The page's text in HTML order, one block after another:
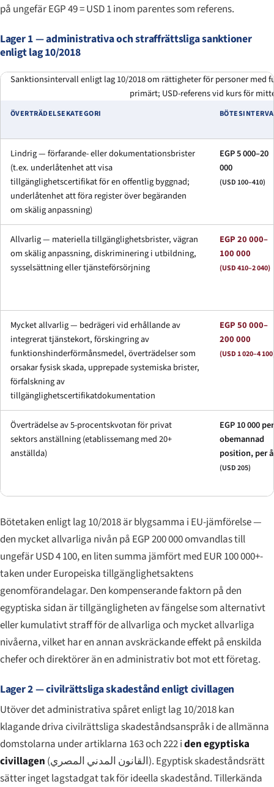
på ungefär EGP 49 = USD 1 inom parentes som referens.
Lager 1 — administrativa och straffrättsliga sanktioner
enligt lag 10/2018
Sanktionsintervall enligt lag 10/2018 om rättigheter för personer med
primärt; USD-referens vid kurs för
ÖVERTRÄDELSEKATEGORI
Lindrig — förfarande- eller dokumentationsbrister
(t.ex. underlåtenhet att visa
tillgänglighetscertifikat för en offentlig byggnad;
underlåtenhet att föra register över begäranden
om skälig anpassning)
EGP 5 000–20
000
(USD 100–410)
Allvarlig — materiella tillgänglighetsbrister, vägran
om skälig anpassning, diskriminering i utbildning,
sysselsättning eller tjänsteförsörjning
EGP 20 000–
100 000
(USD 410–2 040)
Mycket allvarlig — bedrägeri vid erhållande av
integrerat tjänstekort, förskingring av
funktionshinderförmånsmedel, överträdelser som
orsakar fysisk skada, upprepade systemiska brister,
förfalskning av
tillgänglighetscertifikatdokumentation
EGP 50 000–
200 000
(USD 1 020–4
Överträdelse av 5-procentskvotan för privat
sektors anställning (etablissemang med 20+
anställda)
EGP 10 000 per
obemannad
position, per
(USD 205)
Bötetaken enligt lag 10/2018 är blygsamma i EU-jämförelse —
den mycket allvarliga nivån på EGP 200 000 omvandlas till
ungefär USD 4 100, en liten summa jämfört med EUR 100 000+-
taken under Europeiska tillgänglighetsaktens
genomförandelagar. Den kompenserande faktorn på den
egyptiska sidan är tillgängligheten av fängelse som alternativt
eller kumulativt straff för de allvarliga och mycket allvarliga
nivåerna, vilket har en annan avskräckande effekt på enskilda
chefer och direktörer än en administrativ bot mot ett företag.
Lager 2 — civilrättsliga skadestånd enligt civillagen
Utöver det administrativa spåret enligt lag 10/2018 kan
klagande driva civilrättsliga skadeståndsanspråk i de allmänna
domstolarna under artiklarna 163 och 222 iden egyptiska
civillagen (القانون المدني المصري). Egyptisk skadeståndsrätt
sätter inget lagstadgat tak för ideella skadestånd. Tillerkända